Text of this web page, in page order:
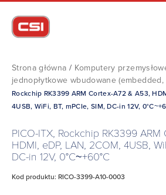
Strona główna / Komputery
jednopłytkowe wbudowane (embedded,
Rockchip RK3399 ARM Cortex-A72 & A53,
4USB, WiFi, BT, mPCIe, SIM, DC-in 12V,
PICO-ITX, Rockchip RK3399
HDMI, eDP, LAN, 2COM, 4USB,
DC-in 12V, 0°C~+60°C
Kod produktu: RICO-3399-A10-0003